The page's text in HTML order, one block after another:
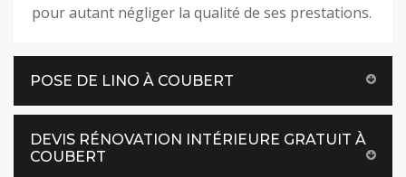
pour autant négliger la qualité de ses prestations.
POSE DE LINO À COUBERT
DEVIS RÉNOVATION INTÉRIEURE GRATUIT À
COUBERT